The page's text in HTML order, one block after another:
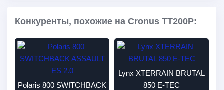
Конкуренты, похожие на Cronus TT200P:
Polaris 800 SWITCHBACK
Lynx XTERRAIN BRUTAL
850 E-TEC